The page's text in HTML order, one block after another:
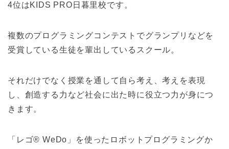
4位はKIDS PRO日暮里校です。
複数のプログラミングコンテストでグランプリなどを
受賞している生徒を輩出しているスクール。
それだけでなく授業を通して自ら考え、考えを表現
し、創造する力など社会に出た時に役立つ力が身につ
きます。
「レゴ® WeDo」を使ったロボットプログラミングか